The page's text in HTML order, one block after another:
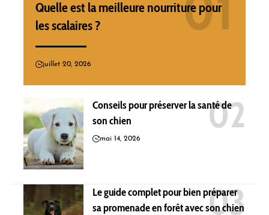
Quelle est la meilleure nourriture pour
les scalaires ?
juillet 20, 2026
Conseils pour préserver la santé de
son chien
mai 14, 2026
Le guide complet pour bien préparer
sa promenade en forêt avec son chien